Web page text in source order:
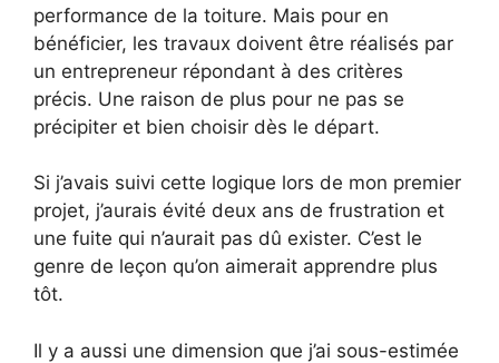
performance de la toiture. Mais pour en
bénéficier, les travaux doivent être réalisés par
un entrepreneur répondant à des critères
précis. Une raison de plus pour ne pas se
précipiter et bien choisir dès le départ.
Si j’avais suivi cette logique lors de mon premier
projet, j’aurais évité deux ans de frustration et
une fuite qui n’aurait pas dû exister. C’est le
genre de leçon qu’on aimerait apprendre plus
tôt.
Il y a aussi une dimension que j’ai sous-estimée